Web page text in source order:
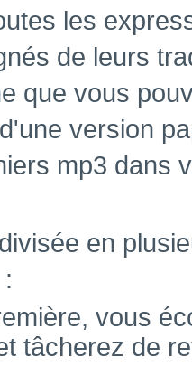
les
de leurs
que vous
version
mp3 dans
en
vous
tâcherez de